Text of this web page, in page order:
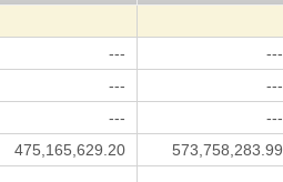
--- ---
--- ---
--- ---
475,165,629.20 573,758,283.99